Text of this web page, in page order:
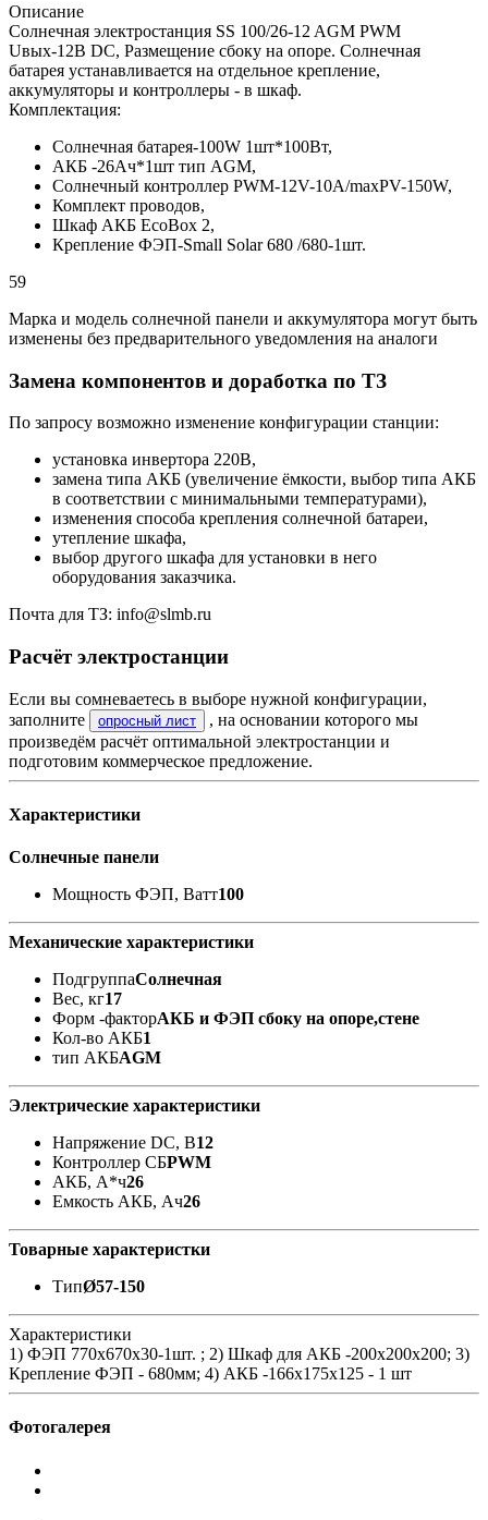
Описание
Солнечная электростанция SS 100/26-12 AGM PWM
Uвых-12В DC, Размещение сбоку на опоре. Солнечная
батарея устанавливается на отдельное крепление,
аккумуляторы и контроллеры - в шкаф.
Комплектация:
Солнечная батарея-100W 1шт*100Вт,
АКБ -26Aч*1шт тип AGM,
Солнечный контроллер PWM-12V-10A/maxPV-150W,
Комплект проводов,
Шкаф АКБ EcoBox 2,
Крепление ФЭП-Small Solar 680 /680-1шт.
59
Марка и модель солнечной панели и аккумулятора могут быть
изменены без предварительного уведомления на аналоги
Замена компонентов и доработка по ТЗ
По запросу возможно изменение конфигурации станции:
установка инвертора 220В,
замена типа АКБ (увеличение ёмкости, выбор типа АКБ
в соответствии с минимальными температурами),
изменения способа крепления солнечной батареи,
утепление шкафа,
выбор другого шкафа для установки в него
оборудования заказчика.
Почта для ТЗ: info@slmb.ru
Расчёт электростанции
Если вы сомневаетесь в выборе нужной конфигурации,
заполните
опросный лист
, на основании которого мы
произведём расчёт оптимальной электростанции и
подготовим коммерческое предложение.
Характеристики
Солнечные панели
Мощность ФЭП, Ватт100
Механические характеристики
ПодгруппаСолнечная
Вес, кг17
Форм -факторАКБ и ФЭП сбоку на опоре,стене
Кол-во АКБ1
тип АКБAGM
Электрические характеристики
Напряжение DC, В12
Контроллер СБPWM
АКБ, А*ч26
Емкость АКБ, Ач26
Товарные характеристки
ТипØ57-150
Характеристики
1) ФЭП 770х670x30-1шт. ; 2) Шкаф для АКБ -200х200х200; 3)
Крепление ФЭП - 680мм; 4) АКБ -166x175x125 - 1 шт
Фотогалерея